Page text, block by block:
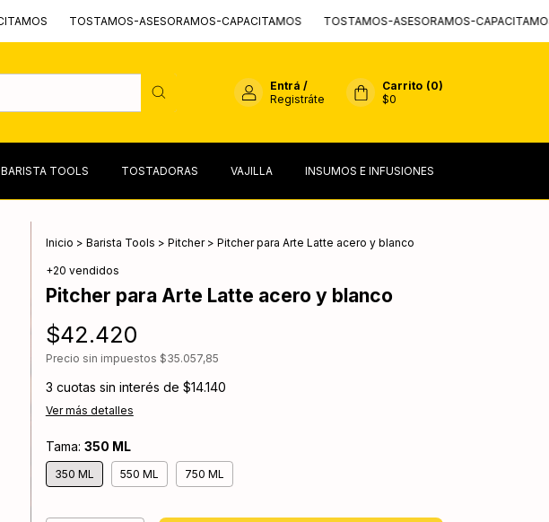
TOSTAMOS-ASESORAMOS-CAPACITAMOS TOSTAMOS-ASESORAMOS-CAPACITAMOS
Entrá /
Registráte
Carrito (0)
$0
BARISTA TOOLS TOSTADORAS VAJILLA INSUMOS E INFUSIONES
Inicio > Barista Tools > Pitcher > Pitcher para Arte Latte acero y blanco
+20 vendidos
Pitcher para Arte Latte acero y blanco
$42.420
Precio sin impuestos $35.057,85
3 cuotas sin interés de $14.140
Ver más detalles
Tama: 350 ML
350 ML 550 ML 750 ML